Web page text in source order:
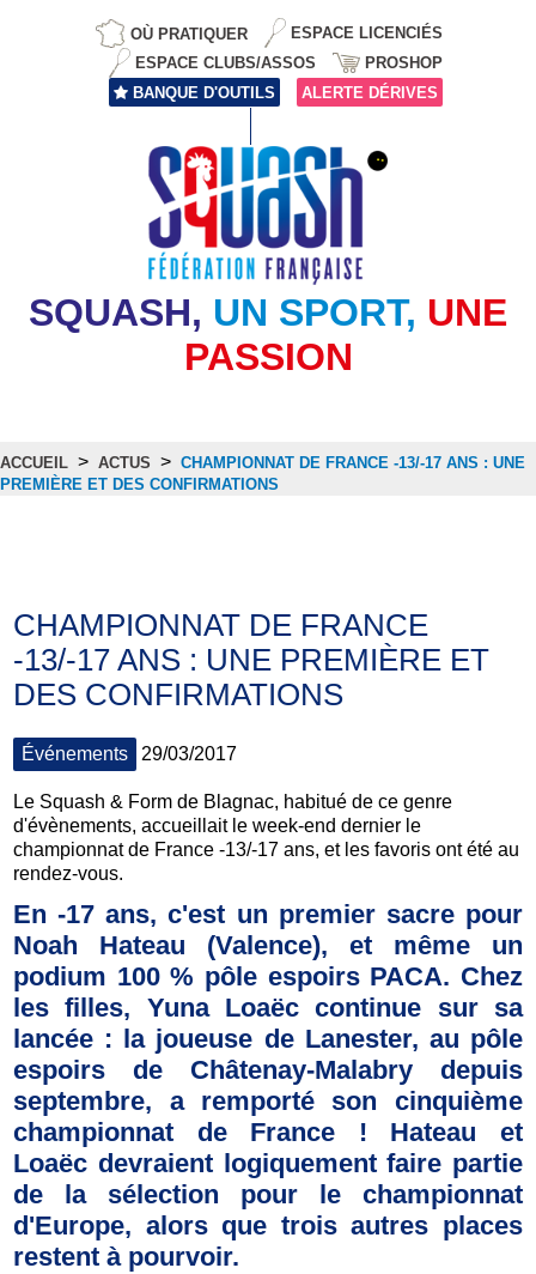
OÙ PRATIQUER
ESPACE LICENCIÉS
ESPACE CLUBS/ASSOS
PROSHOP
BANQUE D'OUTILS
ALERTE DÉRIVES
SQUASH, UN SPORT, UNE
PASSION
ACCUEIL > ACTUS > CHAMPIONNAT DE FRANCE -13/-17 ANS : UNE
PREMIÈRE ET DES CONFIRMATIONS
CHAMPIONNAT DE FRANCE
-13/-17 ANS : UNE PREMIÈRE ET
DES CONFIRMATIONS
Événements 29/03/2017
Le Squash & Form de Blagnac, habitué de ce genre
d'évènements, accueillait le week-end dernier le
championnat de France -13/-17 ans, et les favoris ont été au
rendez-vous.
En -17 ans, c'est un premier sacre pour
Noah Hateau (Valence), et même un
podium 100 % pôle espoirs PACA. Chez
les filles, Yuna Loaëc continue sur sa
lancée : la joueuse de Lanester, au pôle
espoirs de Châtenay-Malabry depuis
septembre, a remporté son cinquième
championnat de France ! Hateau et
Loaëc devraient logiquement faire partie
de la sélection pour le championnat
d'Europe, alors que trois autres places
restent à pourvoir.